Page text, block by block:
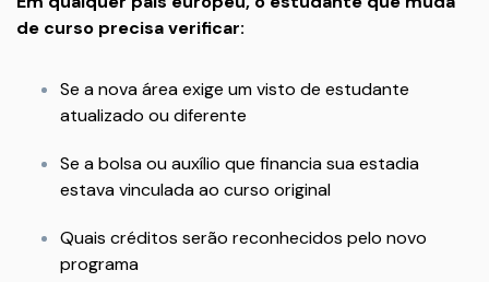
de curso precisa verificar:
Se a nova área exige um visto de estudante
atualizado ou diferente
Se a bolsa ou auxílio que financia sua estadia
estava vinculada ao curso original
Quais créditos serão reconhecidos pelo novo
programa